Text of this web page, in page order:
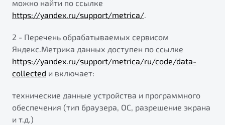
можно найти по ссылке
https://yandex.ru/support/metrica/.
2 - Перечень обрабатываемых сервисом
Яндекс.Метрика данных доступен по ссылке
https://yandex.ru/support/metrica/ru/code/data-
collected и включает:
технические данные устройства и программного
обеспечения (тип браузера, ОС, разрешение экрана
и т.д.)